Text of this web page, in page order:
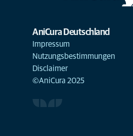
AniCura Deutschland
Impressum
Nutzungsbestimmungen
Disclaimer
©AniCura 2025